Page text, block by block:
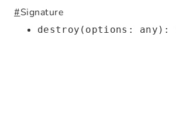
#Signature
destroy(options: any):